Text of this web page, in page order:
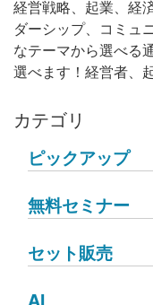
経営戦略、起業、経
ダーシップ、コミュ
なテーマから選べる
選べます！経営者、
カテゴリ
ピックアップ
無料セミナー
セット販売